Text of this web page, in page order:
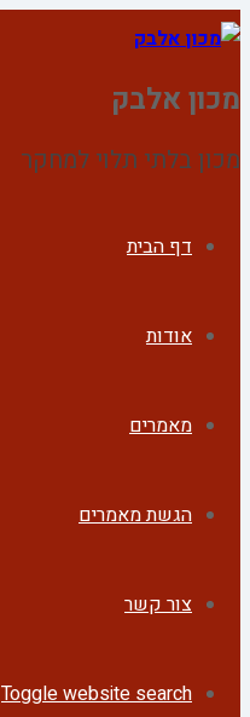
מכון אלבק
מכון בלתי תלוי למחקר
דף הבית
אודות
מאמרים
הגשת מאמרים
צור קשר
Toggle website search